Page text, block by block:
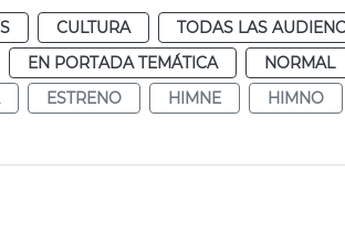
CULTURA TODAS LAS
EN PORTADA TEMÁTICA NORMAL
ESTRENO HIMNE HIMNO